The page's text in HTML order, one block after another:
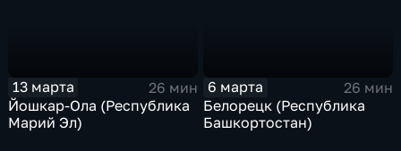
13 марта
26 мин
Йошкар-Ола (Республика
Марий Эл)
6 марта
26 мин
Белорецк (Республика
Башкортостан)